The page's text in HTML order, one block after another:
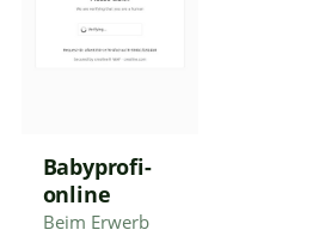
Babyprofi-
online
Beim Erwerb